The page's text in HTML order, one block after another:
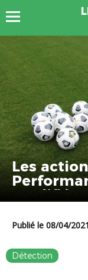
Les
modifiées
Publié le 08/04/2021
Détection